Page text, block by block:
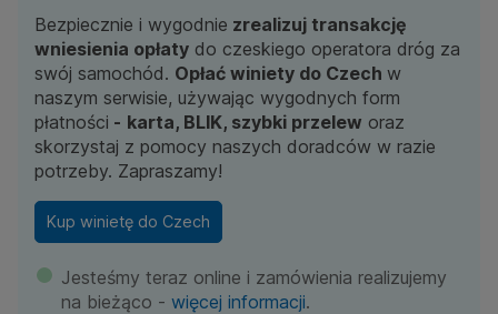
Bezpiecznie i wygodnie zrealizuj transakcję
wniesienia opłaty do czeskiego operatora dróg za
swój samochód. Opłać winiety do Czech w
naszym serwisie, używając wygodnych form
płatności - karta, BLIK, szybki przelew oraz
skorzystaj z pomocy naszych doradców w razie
potrzeby. Zapraszamy!
Kup winietę do Czech
Jesteśmy teraz online i zamówienia realizujemy
na bieżąco - więcej informacji.